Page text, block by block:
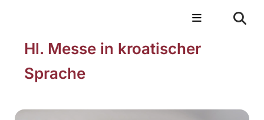
Hl. Messe in kroatischer
Sprache